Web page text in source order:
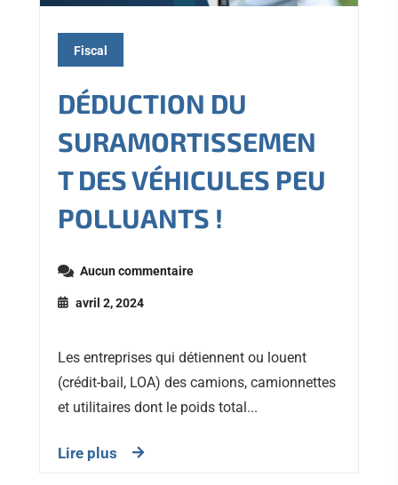
Fiscal
DÉDUCTION DU
SURAMORTISSEMEN
T DES VÉHICULES PEU
POLLUANTS !
Aucun commentaire
avril 2, 2024
Les entreprises qui détiennent ou louent
(crédit-bail, LOA) des camions, camionnettes
et utilitaires dont le poids total...
Lire plus